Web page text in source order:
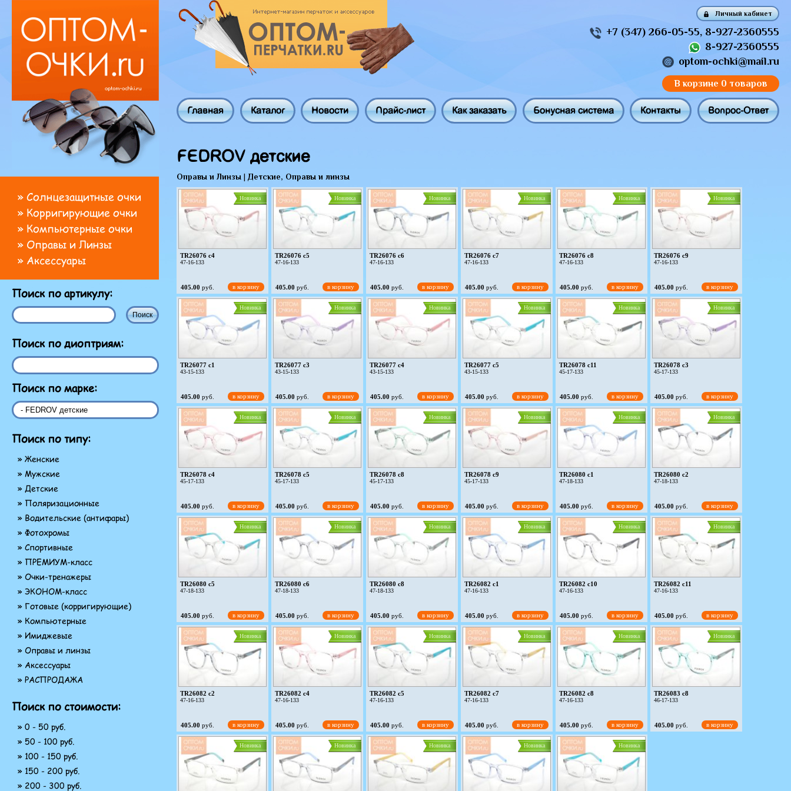
» Солнцезащитные очки
» Корригирующие очки
» Компьютерные очки
» Оправы и Линзы
» Аксессуары
Поиск по артикулу:
Поиск по диоптриям:
Поиск по марке:
Поиск по типу:
» Женские
» Мужские
» Детские
» Поляризационные
» Водительские (антифары)
» Фотохромы
» Спортивные
» ПРЕМИУМ-класс
» Очки-тренажеры
» ЭКОНОМ-класс
» Готовые (корригирующие)
» Компьютерные
» Имиджевые
» Оправы и линзы
» Аксессуары
» РАСПРОДАЖА
Поиск по стоимости:
» 0 - 50 руб.
» 50 - 100 руб.
» 100 - 150 руб.
» 150 - 200 руб.
» 200 - 300 руб.
FEDROV детские
Оправы и Линзы | Детские, Оправы и линзы
TR26076 c4
47-16-133
Новинка
405.00 руб. в корзину
TR26076 c5
47-16-133
Новинка
405.00 руб. в корзину
TR26076 c6
47-16-133
Новинка
405.00 руб. в корзину
TR26076 c7
47-16-133
Новинка
405.00 руб. в корзину
TR26076 c8
47-16-133
Новинка
405.00 руб. в корзину
TR26076 c9
47-16-133
Новинка
405.00 руб. в корзину
TR26077 c1
43-15-133
Новинка
405.00 руб. в корзину
TR26077 c3
43-15-133
Новинка
405.00 руб. в корзину
TR26077 c4
43-15-133
Новинка
405.00 руб. в корзину
TR26077 c5
43-15-133
Новинка
405.00 руб. в корзину
TR26078 c11
45-17-133
Новинка
405.00 руб. в корзину
TR26078 c3
45-17-133
Новинка
405.00 руб. в корзину
TR26078 c4
45-17-133
Новинка
405.00 руб. в корзину
TR26078 c5
45-17-133
Новинка
405.00 руб. в корзину
TR26078 c8
45-17-133
Новинка
405.00 руб. в корзину
TR26078 c9
45-17-133
Новинка
405.00 руб. в корзину
TR26080 c1
47-18-133
Новинка
405.00 руб. в корзину
TR26080 c2
47-18-133
Новинка
405.00 руб. в корзину
TR26080 c5
47-18-133
Новинка
405.00 руб. в корзину
TR26080 c6
47-18-133
Новинка
405.00 руб. в корзину
TR26080 c8
47-18-133
Новинка
405.00 руб. в корзину
TR26082 c1
47-16-133
Новинка
405.00 руб. в корзину
TR26082 c10
47-16-133
Новинка
405.00 руб. в корзину
TR26082 c11
47-16-133
Новинка
405.00 руб. в корзину
TR26082 c2
47-16-133
Новинка
405.00 руб. в корзину
TR26082 c4
47-16-133
Новинка
405.00 руб. в корзину
TR26082 c5
47-16-133
Новинка
405.00 руб. в корзину
TR26082 c7
47-16-133
Новинка
405.00 руб. в корзину
TR26082 c8
47-16-133
Новинка
405.00 руб. в корзину
TR26083 c8
46-17-133
Новинка
405.00 руб. в корзину
Новинка Новинка Новинка Новинка Новинка
Личный кабинет
+7 (347) 266-05-55, 8-927-2360555
8-927-2360555
optom-ochki@mail.ru
В корзине 0 товаров
Главная Каталог Новости Прайс-лист Как заказать Бонусная система Контакты Вопрос-Ответ